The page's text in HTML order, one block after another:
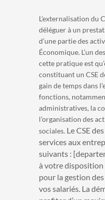
L’externalisation du
déléguer à un
d’une partie des
Économique. L’un
cette pratique est
constituant un CSE
gain de temps dans
fonctions,
administratives, la
l’organisation des
sociales. Le CSE
services aux
suivants :
à votre
pour la gestion
vos salariés. La